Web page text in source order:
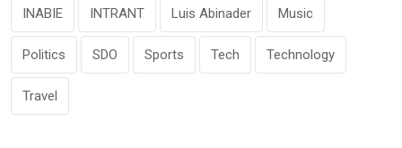
INABIE INTRANT Luis Abinader Music
Politics SDO Sports Tech Technology
Travel